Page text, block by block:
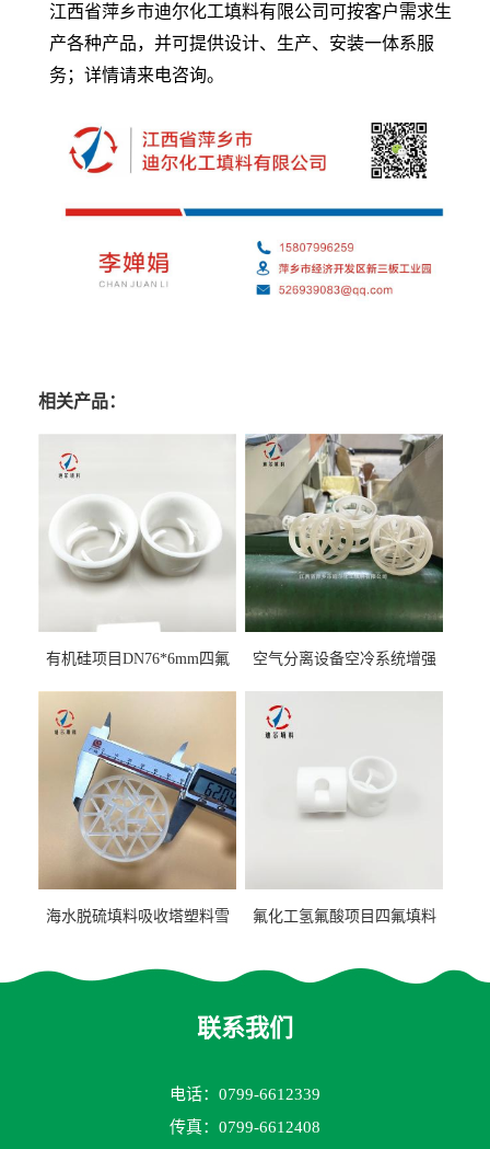
江西省萍乡市迪尔化工填料有限公司可按客户需求生
产各种产品，并可提供设计、生产、安装一体系服
务；详情请来电咨询。
相关产品：
有机硅项目DN76*6mm四氟
空气分离设备空冷系统增强
海水脱硫填料吸收塔塑料雪
氟化工氢氟酸项目四氟填料
蚀
联系我们
电话：0799-6612339
传真：0799-6612408